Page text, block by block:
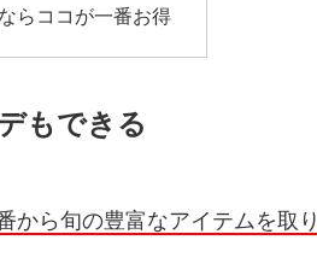
らココが一番お得
もできる
から旬の豊富なアイテムを取り